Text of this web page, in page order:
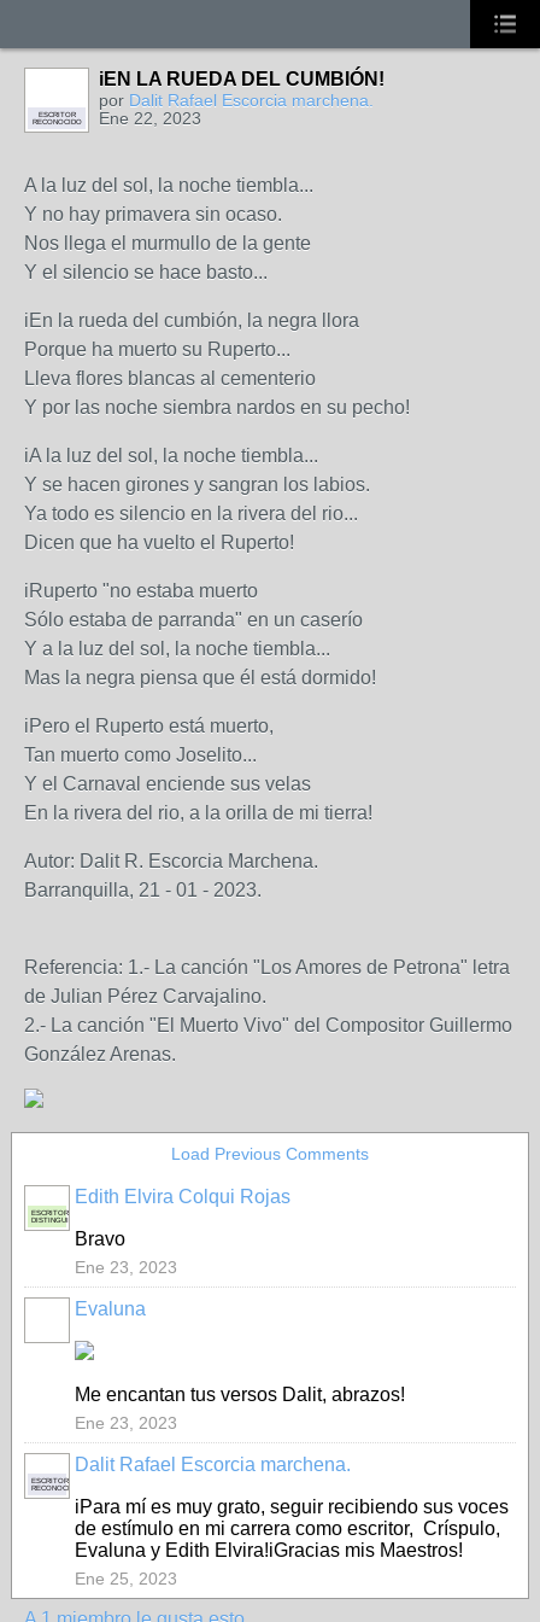
ESCRITOR
RECONOCIDO
iEN LA RUEDA DEL CUMBIÓN!
por Dalit Rafael Escorcia marchena.
Ene 22, 2023
A la luz del sol, la noche tiembla...
Y no hay primavera sin ocaso.
Nos llega el murmullo de la gente
Y el silencio se hace basto...
iEn la rueda del cumbión, la negra llora
Porque ha muerto su Ruperto...
Lleva flores blancas al cementerio
Y por las noche siembra nardos en su pecho!
iA la luz del sol, la noche tiembla...
Y se hacen girones y sangran los labios.
Ya todo es silencio en la rivera del rio...
Dicen que ha vuelto el Ruperto!
iRuperto "no estaba muerto
Sólo estaba de parranda" en un caserío
Y a la luz del sol, la noche tiembla...
Mas la negra piensa que él está dormido!
iPero el Ruperto está muerto,
Tan muerto como Joselito...
Y el Carnaval enciende sus velas
En la rivera del rio, a la orilla de mi tierra!
Autor: Dalit R. Escorcia Marchena.
Barranquilla, 21 - 01 - 2023.
Referencia: 1.- La canción "Los Amores de Petrona" letra
de Julian Pérez Carvajalino.
2.- La canción "El Muerto Vivo" del Compositor Guillermo
González Arenas.
Load Previous Comments
ESCRITORA
DISTINGUIDA
Edith Elvira Colqui Rojas
Bravo
Ene 23, 2023
Evaluna
Me encantan tus versos Dalit, abrazos!
Ene 23, 2023
ESCRITOR
RECONOCIDO
Dalit Rafael Escorcia marchena.
iPara mí es muy grato, seguir recibiendo sus voces
de estímulo en mi carrera como escritor, Críspulo,
Evaluna y Edith Elvira!iGracias mis Maestros!
Ene 25, 2023